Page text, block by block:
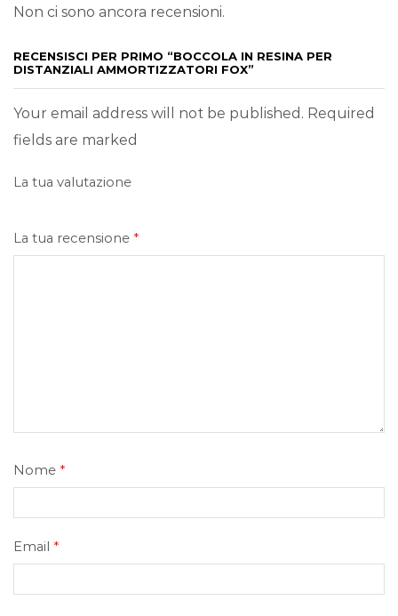
Non ci sono ancora recensioni.
RECENSISCI PER PRIMO “BOCCOLA IN RESINA PER
DISTANZIALI AMMORTIZZATORI FOX”
Your email address will not be published. Required
fields are marked
La tua valutazione
La tua recensione *
Nome *
Email *